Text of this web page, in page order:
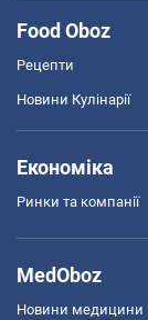
Food Oboz
Рецепти
Новини Кулінарії
Економіка
Ринки та компанії
MedOboz
Новини медицини